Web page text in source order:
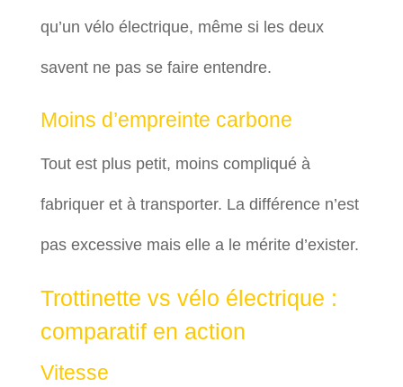
qu’un vélo électrique, même si les deux
savent ne pas se faire entendre.
Moins d’empreinte carbone
Tout est plus petit, moins compliqué à
fabriquer et à transporter. La différence n’est
pas excessive mais elle a le mérite d’exister.
Trottinette vs vélo électrique :
comparatif en action
Vitesse